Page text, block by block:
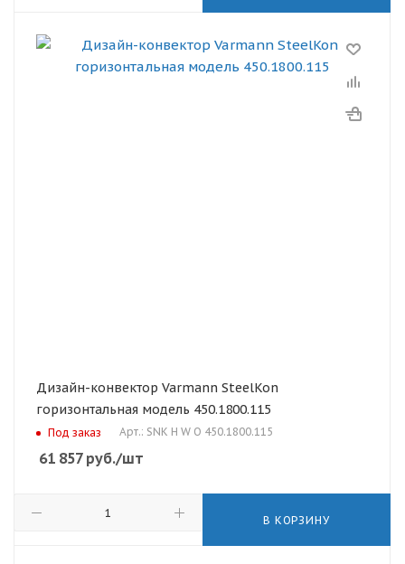
Дизайн-конвектор Varmann SteelKon
горизонтальная модель 450.1800.115
Под заказ Арт.: SNK H W O 450.1800.115
61 857руб./шт
В КОРЗИНУ